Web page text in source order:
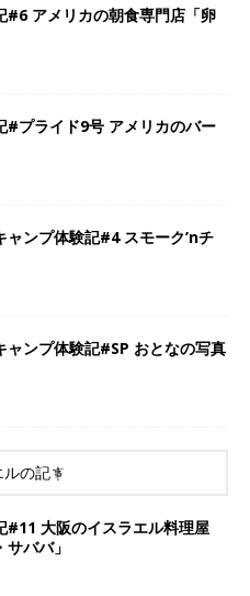
#6 アメリカの朝食専門店「卵
#プライド9号 アメリカのバー
ンプ体験記#4 スモーク’nチ
ンプ体験記#SP おとなの写真
ルの記事
#11 大阪のイスラエル料理屋
サババ」